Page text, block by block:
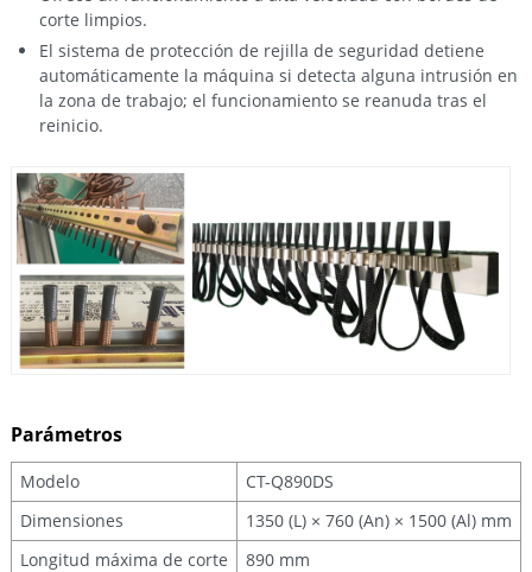
corte limpios.
El sistema de protección de rejilla de seguridad detiene
automáticamente la máquina si detecta alguna intrusión en
la zona de trabajo; el funcionamiento se reanuda tras el
reinicio.
Parámetros
Modelo
CT-Q890DS
Dimensiones
1350 (L) × 760 (An) × 1500 (Al) mm
Longitud máxima de corte
890 mm